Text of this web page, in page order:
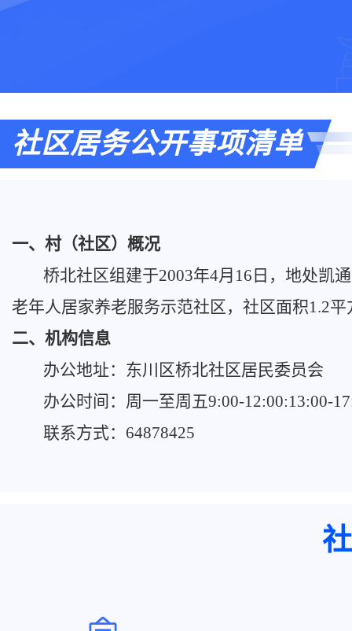
社区居务公开事项清单
一、村（社区）概况
桥北社区组建于2003年4月16日，地处凯
老年人居家养老服务示范社区，社区面积1.2
二、机构信息
办公地址： 东川区桥北社区居民委员会
办公时间：周一至周五9:00-12:00:13:00-
联系方式：64878425